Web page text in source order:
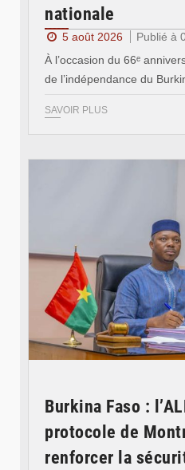
nationale
5 août 2026
Publié à
À l’occasion du 66ᵉ
de l’indépendance du
SAVOIR PLUS
Burkina Faso :
protocole de
renforcer la